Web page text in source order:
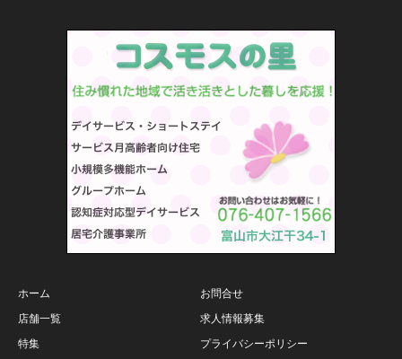
ホーム
店舗一覧
特集
お問合せ
求人情報募集
プライバシーポリシー